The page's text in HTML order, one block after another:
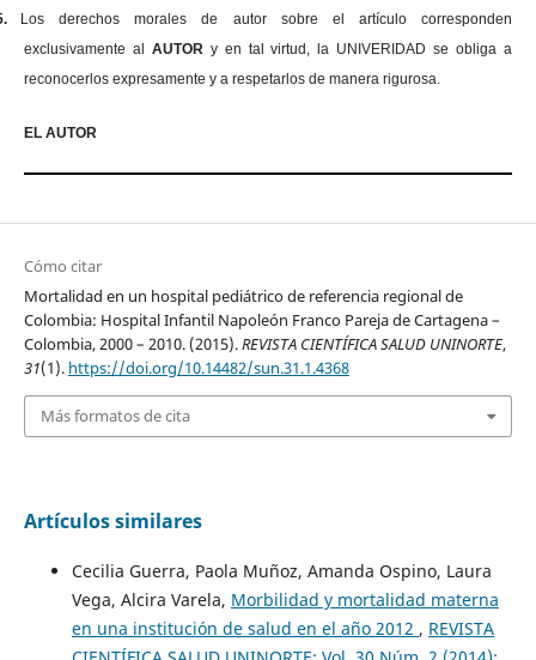
Los derechos morales de autor sobre el artículo corresponden
exclusivamente al AUTOR y en tal virtud, la UNIVERIDAD se obliga a
reconocerlos expresamente y a respetarlos de manera rigurosa.
EL AUTOR
Cómo citar
Mortalidad en un hospital pediátrico de referencia regional de
Colombia: Hospital Infantil Napoleón Franco Pareja de Cartagena –
Colombia, 2000 – 2010. (2015).REVISTA CIENTÍFICA SALUD UNINORTE,
31(1). https://doi.org/10.14482/sun.31.1.4368
Más formatos de cita
Artículos similares
Cecilia Guerra, Paola Muñoz, Amanda Ospino, Laura
Vega, Alcira Varela, Morbilidad y mortalidad materna
en una institución de salud en el año 2012 , REVISTA